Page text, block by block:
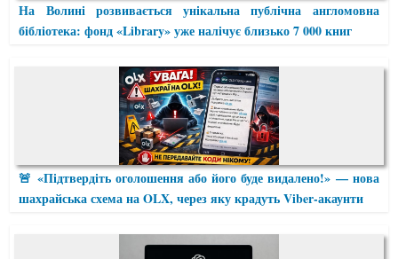
На Волині розвивається унікальна публічна англомовна
бібліотека: фонд «Library» уже налічує близько 7 000 книг
🚨 «Підтвердіть оголошення або його буде видалено!» — нова
шахрайська схема на OLX, через яку крадуть Viber-акаунти